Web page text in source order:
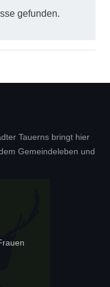
gefunden.
Tauerns bringt hier
Gemeindeleben und